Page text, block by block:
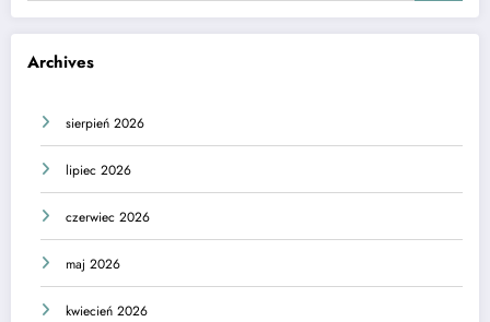
Archives
sierpień 2026
lipiec 2026
czerwiec 2026
maj 2026
kwiecień 2026